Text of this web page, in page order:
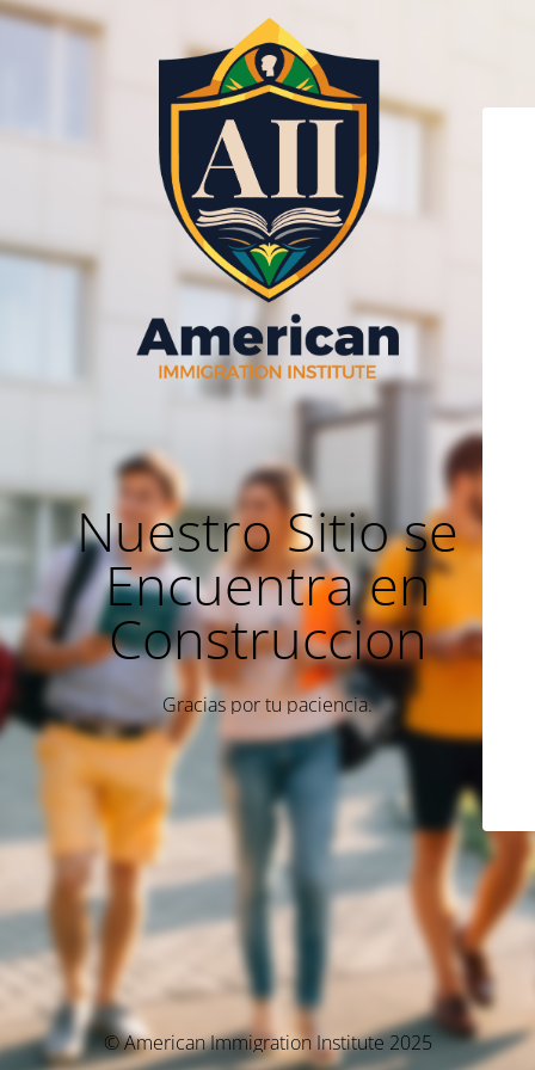
Nuestro Sitio se
Encuentra en
Construccion
Gracias por tu paciencia.
© American Immigration Institute 2025